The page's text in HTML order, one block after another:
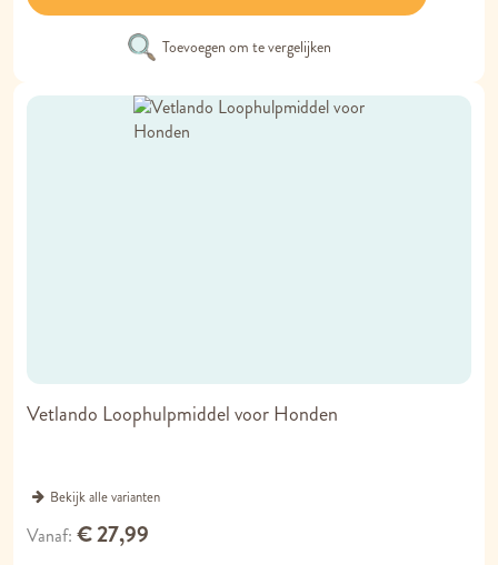
Toevoegen om te vergelijken
Vetlando Loophulpmiddel voor Honden
Bekijk alle varianten
Vanaf € 27,99